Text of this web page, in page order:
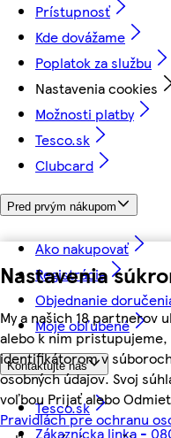
Nastavenia
My a našich 18 partnerov
alebo k nim
identifikátorom v
osobných údajov. Svoj
voľbou Prijať alebo
Pravidlách pre ochranu
Prístupnosť
Kde dovážame
Poplatok za službu
Nastavenia cookies
Možnosti platby
Tesco.sk
Clubcard
Pred prvým nákupom
Ako nakupovať
Registrácia
Objednanie
Moje obľúbené
Kontaktujte nás
Tesco.sk
Zákaznícka linka -